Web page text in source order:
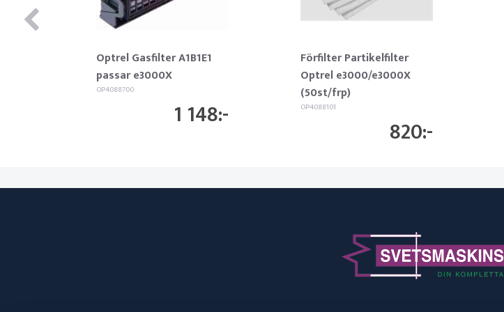
Optrel Gasfilter A1B1E1
passar e3000X
OP4088700
1 148
Förfilter Partikelfilter
Optrel e3000/e3000X
(50st/frp)
OP4088101
820